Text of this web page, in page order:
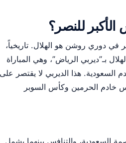
للنصر؟
دوري روشن هو الهلال. تاريخياً،
بـ”ديربي الرياض”، وهي المباراة
السعودية. هذا الديربي لا يقتصر على
الحرمين وكأس السوبر